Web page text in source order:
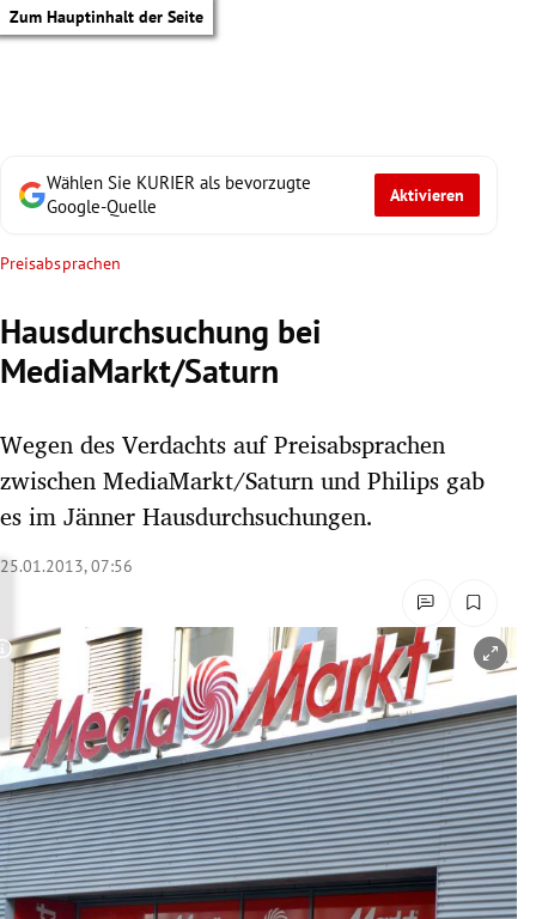
Zum Hauptinhalt der Seite
Untermenü
Untermenü
Untermenü
Untermenü
Untermenü
Untermenü
Untermenü
Wählen Sie KURIER als bevorzugte
Google-Quelle
Aktivieren
Preisabsprachen
Hausdurchsuchung bei
MediaMarkt/Saturn
Wegen des Verdachts auf Preisabsprachen
zwischen MediaMarkt/Saturn und Philips gab
es im Jänner Hausdurchsuchungen.
25.01.2013, 07:56
Copyright-Hinweis öffnen/schließen